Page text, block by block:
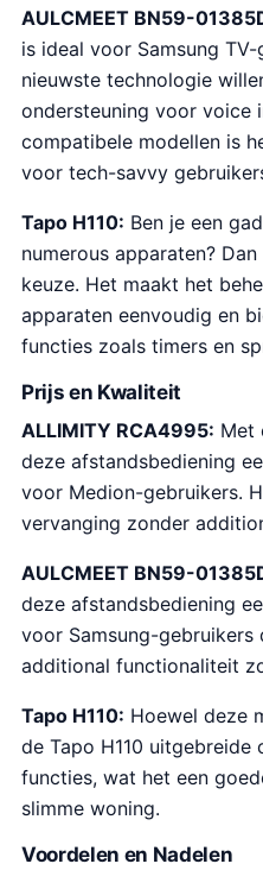
AULCMEET BN59-
is ideal voor Samsung
nieuwste technologie
ondersteuning voor voice
compatibele modellen is
voor tech-savvy
Tapo H110: Ben je een
numerous apparaten?
keuze. Het maakt het
apparaten eenvoudig en
functies zoals timers en
Prijs en Kwaliteit
ALLIMITY RCA4995: Met
deze afstandsbediening
voor Medion-gebruikers.
vervanging zonder
AULCMEET BN59-
deze afstandsbediening
voor Samsung-
additional functionaliteit
Tapo H110: Hoewel deze
de Tapo H110
functies, wat het een
slimme woning.
Voordelen en Nadelen